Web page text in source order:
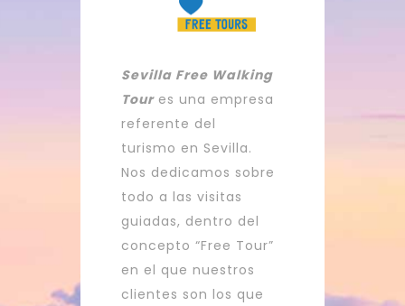
Sevilla Free Walking
Toures una empresa
referente del
turismo en Sevilla.
Nos dedicamos sobre
todo a las visitas
guiadas, dentro del
concepto “Free Tour”
en el que nuestros
clientes son los que